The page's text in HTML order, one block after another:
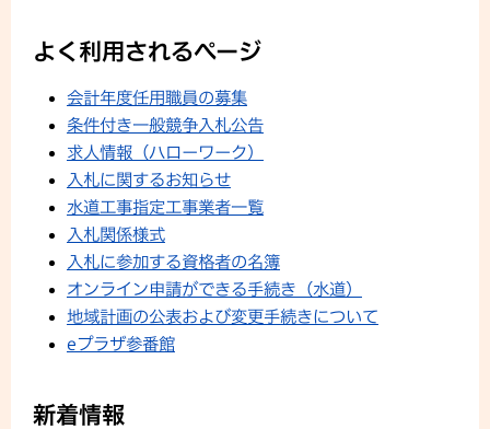
よく利用されるページ
会計年度任用職員の募集
条件付き一般競争入札公告
求人情報（ハローワーク）
入札に関するお知らせ
水道工事指定工事業者一覧
入札関係様式
入札に参加する資格者の名簿
オンライン申請ができる手続き（水道）
地域計画の公表および変更手続きについて
eプラザ参番館
新着情報